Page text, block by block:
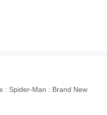
: Spider-Man : Brand New